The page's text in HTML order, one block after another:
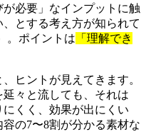
必要」なインプットに触
とする考え方が知られて
。ポイントは 「理解でき
ヒントが見えてきます。
々と流しても、それは
にくく、効果が出にくい
の7〜8割が分かる素材な